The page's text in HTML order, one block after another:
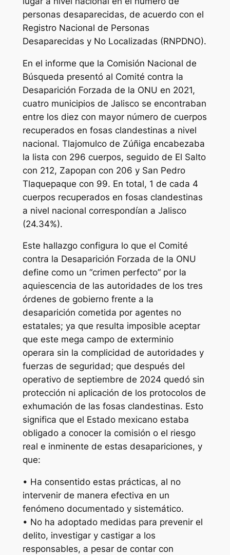
personas desaparecidas, de acuerdo con el
Registro Nacional de Personas
Desaparecidas y No Localizadas (RNPDNO).
En el informe que la Comisión Nacional de
Búsqueda presentó al Comité contra la
Desaparición Forzada de la ONU en 2021,
cuatro municipios de Jalisco se encontraban
entre los diez con mayor número de cuerpos
recuperados en fosas clandestinas a nivel
nacional. Tlajomulco de Zúñiga encabezaba
la lista con 296 cuerpos, seguido de El Salto
con 212, Zapopan con 206 y San Pedro
Tlaquepaque con 99. En total, 1 de cada 4
cuerpos recuperados en fosas clandestinas
a nivel nacional correspondían a Jalisco
(24.34%).
Este hallazgo configura lo que el Comité
contra la Desaparición Forzada de la ONU
define como un “crimen perfecto” por la
aquiescencia de las autoridades de los tres
órdenes de gobierno frente a la
desaparición cometida por agentes no
estatales; ya que resulta imposible aceptar
que este mega campo de exterminio
operara sin la complicidad de autoridades y
fuerzas de seguridad; que después del
operativo de septiembre de 2024 quedó sin
protección ni aplicación de los protocolos de
exhumación de las fosas clandestinas. Esto
significa que el Estado mexicano estaba
obligado a conocer la comisión o el riesgo
real e inminente de estas desapariciones, y
que:
• Ha consentido estas prácticas, al no
intervenir de manera efectiva en un
fenómeno documentado y sistemático.
• No ha adoptado medidas para prevenir el
delito, investigar y castigar a los
responsables, a pesar de contar con